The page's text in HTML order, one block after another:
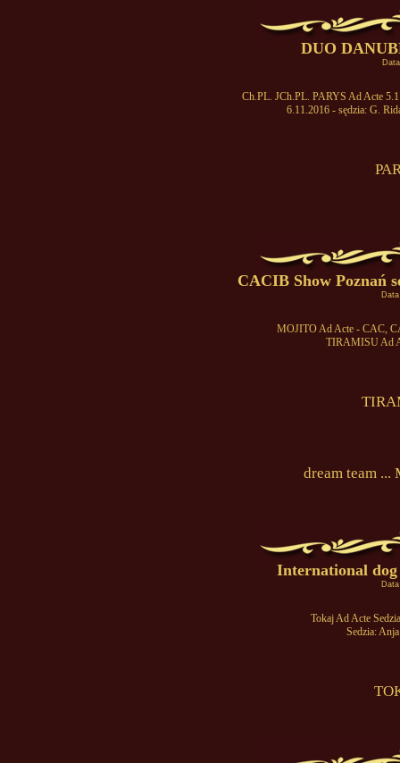
DUO
Ch.PL. JCh.PL. PARYS Ad Acte
6.11.2016 - sędzia: G.
CACIB Show Poznań
MOJITO Ad Acte - CAC,
TIRAMISU Ad
dream team ...
International
Tokaj Ad Acte
Sedzia: